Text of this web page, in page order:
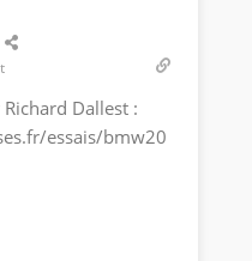
Dallest :
essais/bmw20